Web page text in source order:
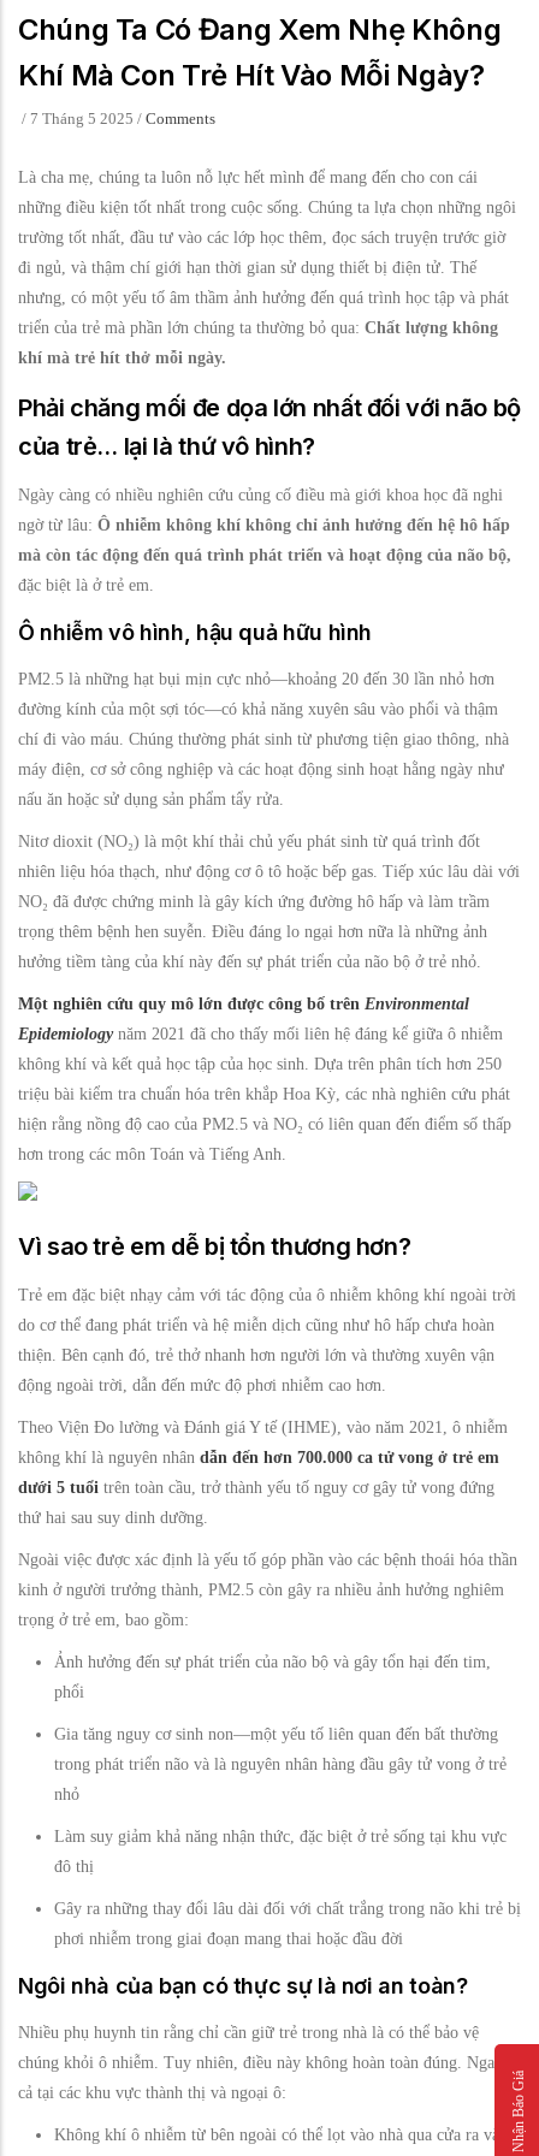
Chúng Ta Có Đang Xem Nhẹ Không
Khí Mà Con Trẻ Hít Vào Mỗi Ngày?
/ 7 Tháng 5 2025 / Comments
Là cha mẹ, chúng ta luôn nỗ lực hết mình để mang đến cho con cái
những điều kiện tốt nhất trong cuộc sống. Chúng ta lựa chọn những ngôi
trường tốt nhất, đầu tư vào các lớp học thêm, đọc sách truyện trước giờ
đi ngủ, và thậm chí giới hạn thời gian sử dụng thiết bị điện tử. Thế
nhưng, có một yếu tố âm thầm ảnh hưởng đến quá trình học tập và phát
triển của trẻ mà phần lớn chúng ta thường bỏ qua: Chất lượng không
khí mà trẻ hít thở mỗi ngày.
Phải chăng mối đe dọa lớn nhất đối với não bộ
của trẻ… lại là thứ vô hình?
Ngày càng có nhiều nghiên cứu củng cố điều mà giới khoa học đã nghi
ngờ từ lâu: Ô nhiễm không khí không chỉ ảnh hưởng đến hệ hô hấp
mà còn tác động đến quá trình phát triển và hoạt động của não bộ,
đặc biệt là ở trẻ em.
Ô nhiễm vô hình, hậu quả hữu hình
PM2.5 là những hạt bụi mịn cực nhỏ—khoảng 20 đến 30 lần nhỏ hơn
đường kính của một sợi tóc—có khả năng xuyên sâu vào phổi và thậm
chí đi vào máu. Chúng thường phát sinh từ phương tiện giao thông, nhà
máy điện, cơ sở công nghiệp và các hoạt động sinh hoạt hằng ngày như
nấu ăn hoặc sử dụng sản phẩm tẩy rửa.
Nitơ dioxit (NO₂) là một khí thải chủ yếu phát sinh từ quá trình đốt
nhiên liệu hóa thạch, như động cơ ô tô hoặc bếp gas. Tiếp xúc lâu dài với
NO₂ đã được chứng minh là gây kích ứng đường hô hấp và làm trầm
trọng thêm bệnh hen suyễn. Điều đáng lo ngại hơn nữa là những ảnh
hưởng tiềm tàng của khí này đến sự phát triển của não bộ ở trẻ nhỏ.
Một nghiên cứu quy mô lớn được công bố trên Environmental
Epidemiologynăm 2021 đã cho thấy mối liên hệ đáng kể giữa ô nhiễm
không khí và kết quả học tập của học sinh. Dựa trên phân tích hơn 250
triệu bài kiểm tra chuẩn hóa trên khắp Hoa Kỳ, các nhà nghiên cứu phát
hiện rằng nồng độ cao của PM2.5 và NO₂ có liên quan đến điểm số thấp
hơn trong các môn Toán và Tiếng Anh.
Vì sao trẻ em dễ bị tổn thương hơn?
Trẻ em đặc biệt nhạy cảm với tác động của ô nhiễm không khí ngoài trời
do cơ thể đang phát triển và hệ miễn dịch cũng như hô hấp chưa hoàn
thiện. Bên cạnh đó, trẻ thở nhanh hơn người lớn và thường xuyên vận
động ngoài trời, dẫn đến mức độ phơi nhiễm cao hơn.
Theo Viện Đo lường và Đánh giá Y tế (IHME), vào năm 2021, ô nhiễm
không khí là nguyên nhân dẫn đến hơn 700.000 ca tử vong ở trẻ em
dưới 5 tuổi trên toàn cầu, trở thành yếu tố nguy cơ gây tử vong đứng
thứ hai sau suy dinh dưỡng.
Ngoài việc được xác định là yếu tố góp phần vào các bệnh thoái hóa thần
kinh ở người trưởng thành, PM2.5 còn gây ra nhiều ảnh hưởng nghiêm
trọng ở trẻ em, bao gồm:
Ảnh hưởng đến sự phát triển của não bộ và gây tổn hại đến tim,
phổi
Gia tăng nguy cơ sinh non—một yếu tố liên quan đến bất thường
trong phát triển não và là nguyên nhân hàng đầu gây tử vong ở trẻ
nhỏ
Làm suy giảm khả năng nhận thức, đặc biệt ở trẻ sống tại khu vực
đô thị
Gây ra những thay đổi lâu dài đối với chất trắng trong não khi trẻ bị
phơi nhiễm trong giai đoạn mang thai hoặc đầu đời
Ngôi nhà của bạn có thực sự là nơi an toàn?
Nhiều phụ huynh tin rằng chỉ cần giữ trẻ trong nhà là có thể bảo vệ
chúng khỏi ô nhiễm. Tuy nhiên, điều này không hoàn toàn đúng. Ngay
cả tại các khu vực thành thị và ngoại ô:
Không khí ô nhiễm từ bên ngoài có thể lọt vào nhà qua cửa ra vào, Nhận Báo Giá